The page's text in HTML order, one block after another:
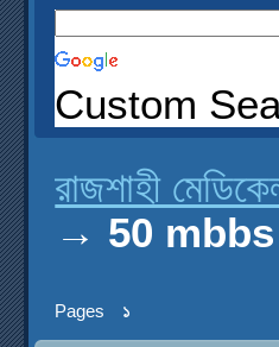
Custom
রাজশাহী
→ 50
Pages ১